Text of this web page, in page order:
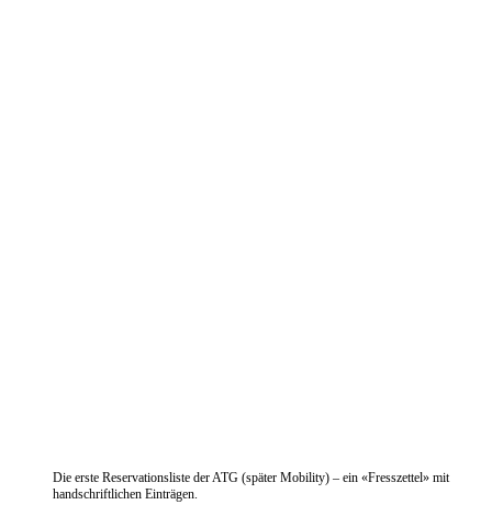
Die erste Reservationsliste der ATG (später Mobility) – ein «Fresszettel» mit
handschriftlichen Einträgen.